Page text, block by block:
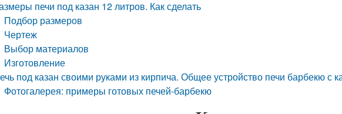
печи под казан 12 литров. Как сделать
Подбор размеров
Чертеж
Выбор материалов
Изготовление
под казан своими руками из кирпича. Общее устройство печи барбекю с
Фотогалерея: примеры готовых печей-барбекю